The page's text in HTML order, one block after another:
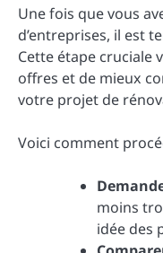
Une fois que vous
d’entreprises, il est
Cette étape cruciale
offres et de mieux
votre projet de
Voici comment
moins
idée des